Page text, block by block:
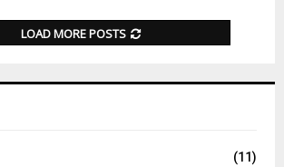
LOAD MORE POSTS
(11)